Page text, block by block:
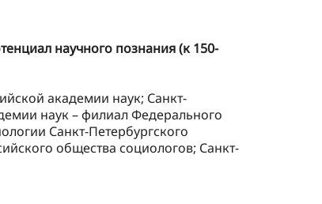
научного познания (к 150-
академии наук; Санкт-
наук – филиал Федерального
Санкт-Петербургского
общества социологов; Санкт-